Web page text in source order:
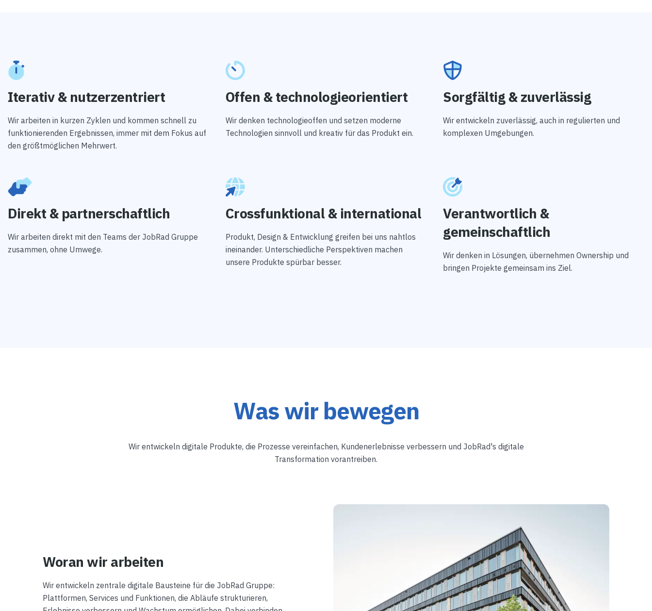
Iterativ & nutzerzentriert
Wir arbeiten in kurzen Zyklen und kommen schnell zu
funktionierenden Ergebnissen, immer mit dem Fokus auf
den größtmöglichen Mehrwert.
Offen & technologieorientiert
Wir denken technologieoffen und setzen moderne
Technologien sinnvoll und kreativ für das Produkt ein.
Sorgfältig & zuverlässig
Wir entwickeln zuverlässig, auch in regulierten und
komplexen Umgebungen.
Direkt & partnerschaftlich
Wir arbeiten direkt mit den Teams der JobRad Gruppe
zusammen, ohne Umwege.
Crossfunktional & international
Produkt, Design & Entwicklung greifen bei uns nahtlos
ineinander. Unterschiedliche Perspektiven machen
unsere Produkte spürbar besser.
Verantwortlich &
gemeinschaftlich
Wir denken in Lösungen, übernehmen Ownership und
bringen Projekte gemeinsam ins Ziel.
Was wir bewegen
Wir entwickeln digitale Produkte, die Prozesse vereinfachen, Kundenerlebnisse verbessern und JobRad's digitale
Transformation vorantreiben.
Woran wir arbeiten
Wir entwickeln zentrale digitale Bausteine für die JobRad Gruppe:
Plattformen, Services und Funktionen, die Abläufe strukturieren,